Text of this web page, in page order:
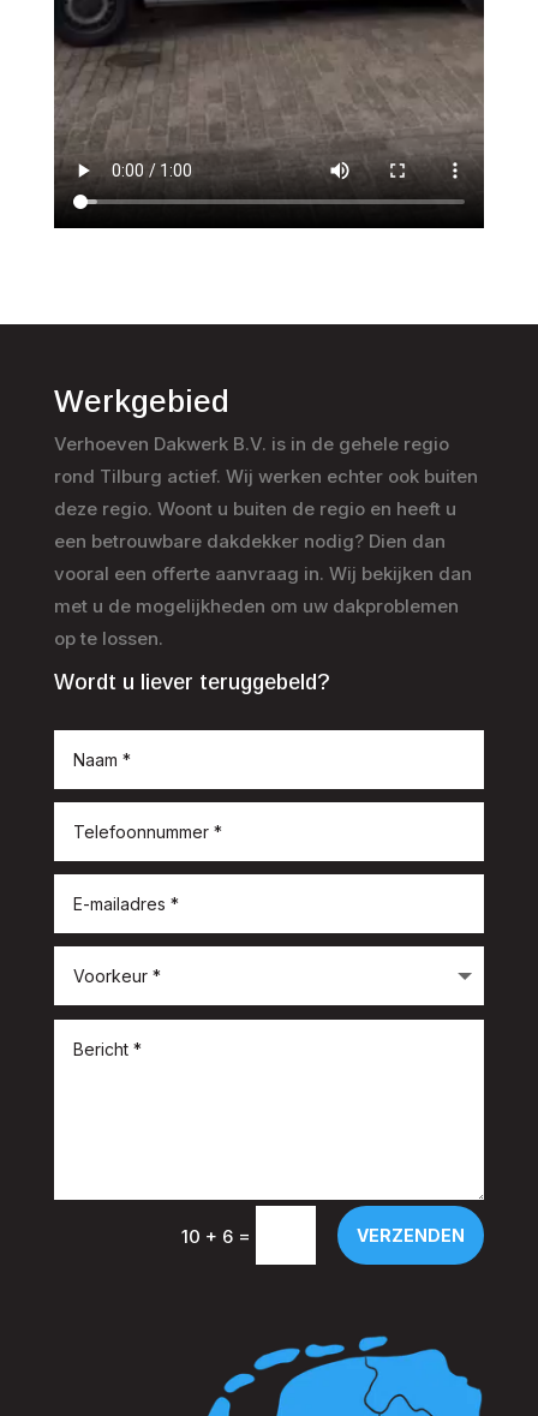
Werkgebied
Verhoeven Dakwerk B.V. is in de gehele regio
rond Tilburg actief. Wij werken echter ook buiten
deze regio. Woont u buiten de regio en heeft u
een betrouwbare dakdekker nodig? Dien dan
vooral een offerte aanvraag in. Wij bekijken dan
met u de mogelijkheden om uw dakproblemen
op te lossen.
Wordt u liever teruggebeld?
10 + 6 = VERZENDEN